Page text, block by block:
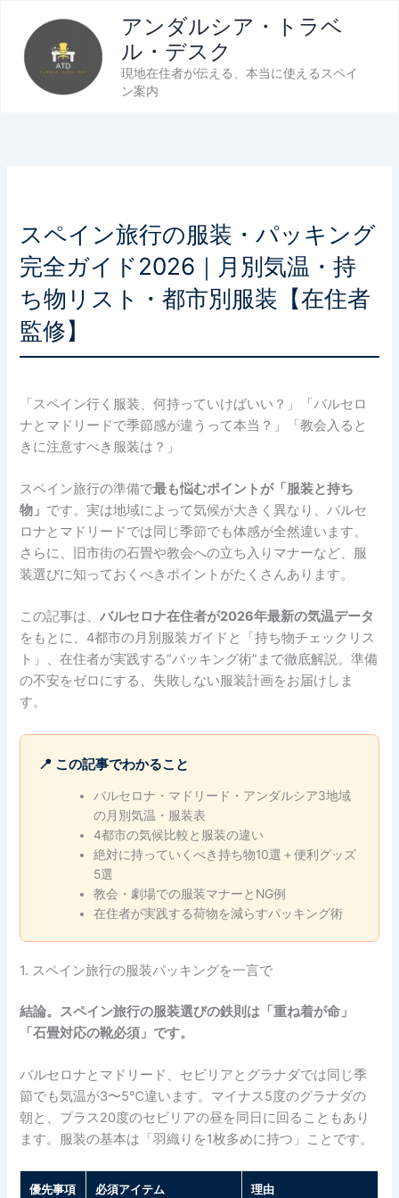
アンダルシア・トラベ
ル・デスク
現地在住者が伝える、本当に使えるスペイ
ン案内
スペイン旅行の服装・パッキング
完全ガイド2026｜月別気温・持
ち物リスト・都市別服装【在住者
監修】
「スペイン行く服装、何持っていけばいい？」「バルセロ
ナとマドリードで季節感が違うって本当？」「教会入ると
きに注意すべき服装は？」
スペイン旅行の準備で最も悩むポイントが「服装と持ち
物」 です。実は地域によって気候が大きく異なり、バルセ
ロナとマドリードでは同じ季節でも体感が全然違います。
さらに、旧市街の石畳や教会への立ち入りマナーなど、服
装選びに知っておくべきポイントがたくさんあります。
この記事は、バルセロナ在住者が2026年最新の気温データ
をもとに、4都市の月別服装ガイドと「持ち物チェックリス
ト」、在住者が実践する“パッキング術”まで徹底解説。準備
の不安をゼロにする、失敗しない服装計画をお届けしま
す。
📍 この記事でわかること
バルセロナ・マドリード・アンダルシア3地域
の月別気温・服装表
4都市の気候比較と服装の違い
絶対に持っていくべき持ち物10選＋便利グッズ
5選
教会・劇場での服装マナーとNG例
在住者が実践する荷物を減らすパッキング術
1. スペイン旅行の服装パッキングを一言で
結論。スペイン旅行の服装選びの鉄則は「重ね着が命」
「石畳対応の靴必須」です。
バルセロナとマドリード、セビリアとグラナダでは同じ季
節でも気温が3〜5℃違います。マイナス5度のグラナダの
朝と、プラス20度のセビリアの昼を同日に回ることもあり
ます。服装の基本は「羽織りを1枚多めに持つ」ことです。
優先事項 必須アイテム 理由